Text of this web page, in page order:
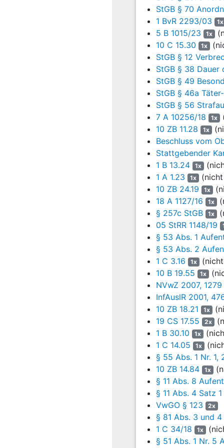
b) Hieran gemessen
Sicherheit und
aa) Das
Vergewaltigung in
Der Antragsteller hat
gegenüber zwei seiner
gemacht. Mit
zwei Jahren verurteilt,
verhängt (§ 70 Abs. 1
Bezugnehmend auf
– trotz einer
kriminelle Energie an
eigener sexueller
Berufsverbots und der
Seine Einlassung im
Verwaltungsverfahren
Auseinandersetzung
auch nicht durch die
bb) Hiergegen ist
hinreichendem Bezug
anderen, auf ihn
5 B 1015/23– juris Rn.
(1) Der Antragsteller
Schwere der jeweiligen
fünf Jahren (§ 177 Abs.
Opfer-Ausgleich
Monaten für tat- und
den eine Aussetzung
Der Antragsteller hat
bereuen, und
Enthemmung, die
zweimaliger Begehung
von zweieinhalb Jahren
durch besondere
entgegenstehen könnte
Wie im Strafurteil vom
StGB § 70
1 BvR 2293/03
1x
5 B 1015/23 1x
10 C 15.30
1x
StGB § 12
StGB § 38 Dauer
StGB § 49
StGB § 46a
StGB § 56
7 A 10256/18
1x
10 ZB 11.28
1x
Beschluss vom
Stattgebender
1 B 13.24
1x
1 A 1.23
1x (nicht
10 ZB 24.19
1x
18 A 1127/16
1x
§ 257c StGB
1x
05 StRR 1148/19
§ 53 Abs. 1
§ 53 Abs. 2
1 C 3.16
1x (nicht
10 B 19.55
1x
NVwZ 2007, 1279
InfAuslR 2001,
10 ZB 18.21
1x
19 CS 17.55
2x
1 B 30.10
1x
1 C 14.05
1x
§ 55 Abs. 1 Nr. 1,
10 ZB 14.84
1x
§ 11 Abs. 8
§ 11 Abs. 4 Satz
VwGO § 123
2x
§ 81 Abs. 3 und
1 C 34/18
1x
§ 51 Abs. 1 Nr. 5